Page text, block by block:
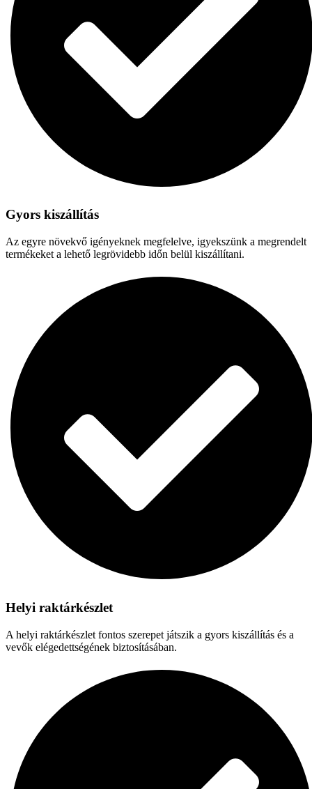
Gyors kiszállítás
Az egyre növekvő igényeknek megfelelve, igyekszünk a megrendelt
termékeket a lehető legrövidebb időn belül kiszállítani.
Helyi raktárkészlet
A helyi raktárkészlet fontos szerepet játszik a gyors kiszállítás és a
vevők elégedettségének biztosításában.